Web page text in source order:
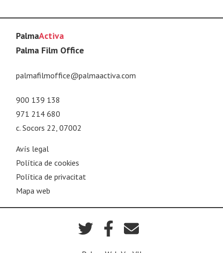
PalmaActiva
Palma Film Office
palmafilmoffice@palmaactiva.com
900 139 138
971 214 680
c. Socors 22, 07002
Avís legal
Política de cookies
Política de privacitat
Mapa web